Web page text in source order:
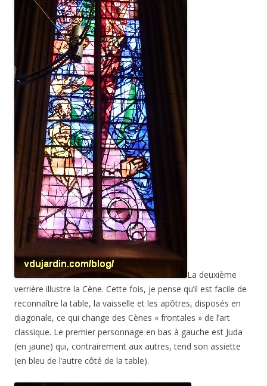
La deuxième
verrière illustre la Cène. Cette fois, je pense qu’il est facile de
reconnaître la table, la vaisselle et les apôtres, disposés en
diagonale, ce qui change des Cènes « frontales » de l’art
classique. Le premier personnage en bas à gauche est Juda
(en jaune) qui, contrairement aux autres, tend son assiette
(en bleu de l’autre côté de la table).